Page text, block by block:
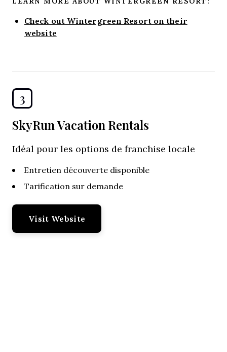
Check out Wintergreen Resort on their
website
3
SkyRun Vacation Rentals
Idéal pour les options de franchise locale
Entretien découverte disponible
Tarification sur demande
Visit Website